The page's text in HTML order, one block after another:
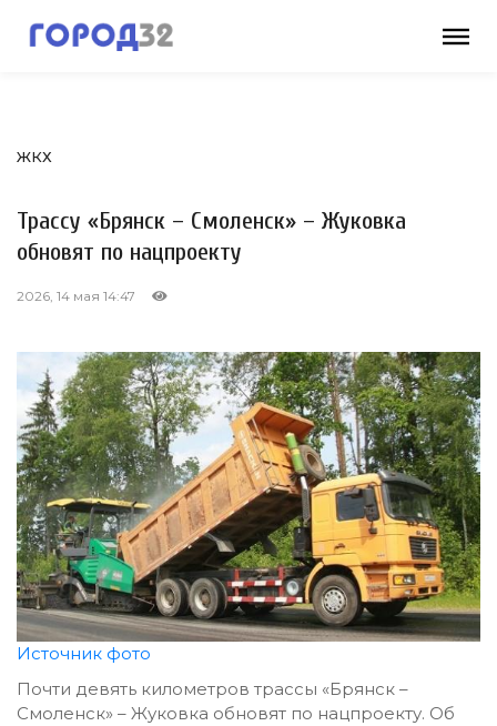
ЖКХ
Трассу «Брянск – Смоленск» – Жуковка
обновят по нацпроекту
2026, 14 мая 14:47
Источник фото
Почти девять километров трассы «Брянск –
Смоленск» – Жуковка обновят по нацпроекту. Об